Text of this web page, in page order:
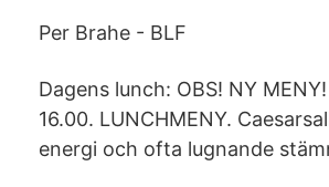
Per Brahe - BLF
Dagens lunch: OBS! NY
16.00. LUNCHMENY.
energi och ofta lugnande